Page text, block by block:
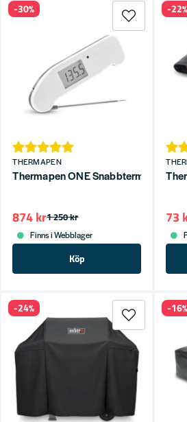
THERMAPEN
Thermapen ONE Snabbtermometer
1 250 kr
874 kr
Finns i Webblager
Köp
-30%
73
-22%
-24% -16%